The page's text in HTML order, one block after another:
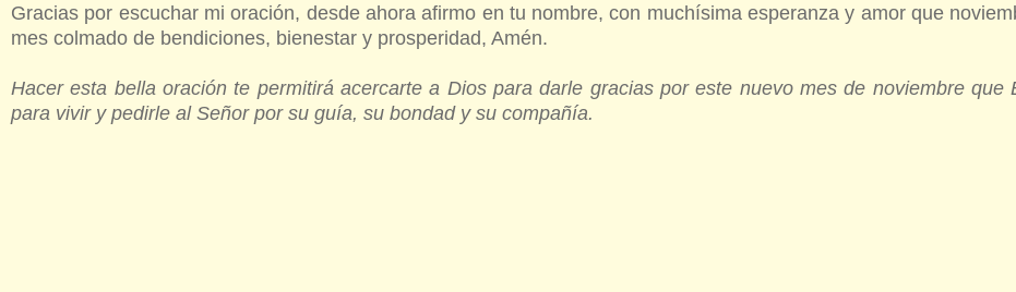
Gracias por escuchar mi oración, desde ahora afirmo en tu nombre, con muchísima esperanza y amor que
mes colmado de bendiciones, bienestar y prosperidad, Amén.
Hacer esta bella oración te permitirá acercarte a Dios para darle gracias por este nuevo mes de noviembre que
para vivir y pedirle al Señor por su guía, su bondad y su compañía.